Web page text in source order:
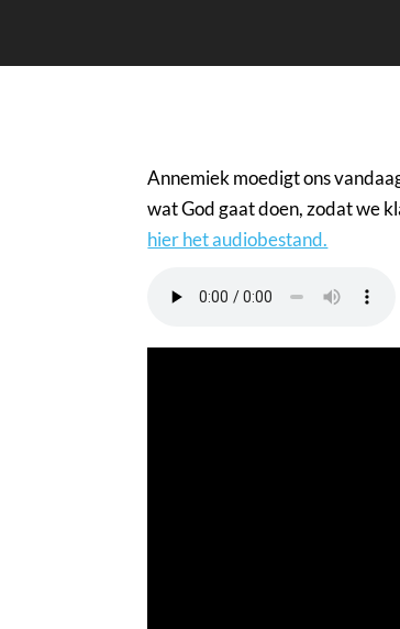
Annemiek moedigt ons
wat God gaat doen, zodat we
hier het audiobestand.